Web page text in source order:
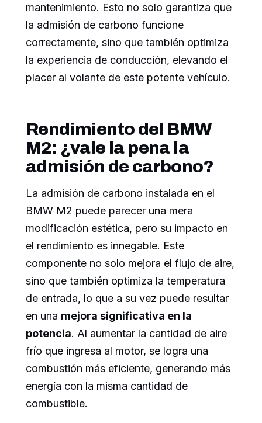
mantenimiento. Esto no solo garantiza que
la admisión de carbono funcione
correctamente, sino que también optimiza
la experiencia de conducción, elevando el
placer al volante de este potente vehículo.
Rendimiento del BMW
M2: ¿vale la pena la
admisión de carbono?
La admisión de carbono instalada en el
BMW M2 puede parecer una mera
modificación estética, pero su impacto en
el rendimiento es innegable. Este
componente no solo mejora el flujo de aire,
sino que también optimiza la temperatura
de entrada, lo que a su vez puede resultar
en una mejora significativa en la
potencia. Al aumentar la cantidad de aire
frío que ingresa al motor, se logra una
combustión más eficiente, generando más
energía con la misma cantidad de
combustible.